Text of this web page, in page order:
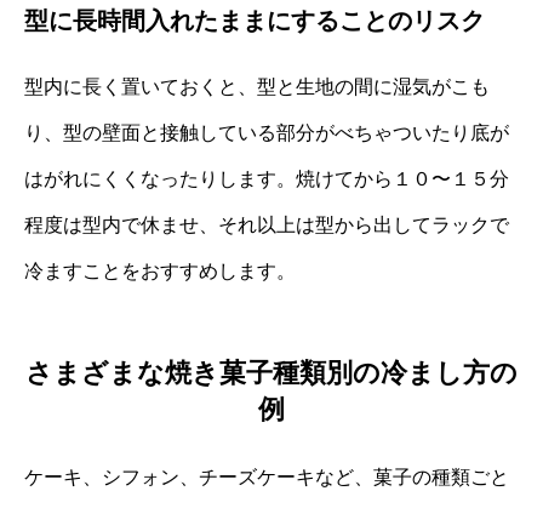
型に長時間入れたままにすることのリスク
型内に長く置いておくと、型と生地の間に湿気がこも
り、型の壁面と接触している部分がべちゃついたり底が
はがれにくくなったりします。焼けてから１０〜１５分
程度は型内で休ませ、それ以上は型から出してラックで
冷ますことをおすすめします。
さまざまな焼き菓子種類別の冷まし方の
例
ケーキ、シフォン、チーズケーキなど、菓子の種類ごと